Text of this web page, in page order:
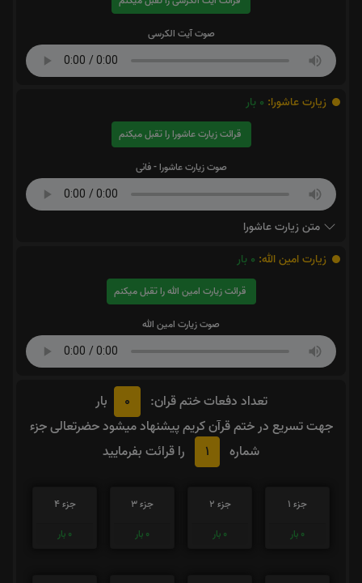
صوت آیت الکرسی
زیارت عاشورا: 0 بار
قرائت زیارت عاشورا را تقبل میکنم
صوت زیارت عاشورا - فانی
متن زیارت عاشورا
زیارت امین الله: 0 بار
قرائت زیارت امین الله را تقبل میکنم
صوت زیارت امین الله
تعداد دفعات ختم قران: 0
بار
جهت تسریع در ختم قرآن کریم پیشنهاد میشود حضرتعالی جزء
شماره
1 را قرائت بفرمایید
جزء 1
0 بار
جزء 2
0 بار
جزء 3
0 بار
جزء 4
0 بار